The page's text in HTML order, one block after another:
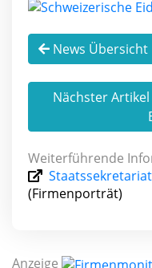
News Übersicht
Nächster
Weiterführende
(Firmenporträt)
Anzeige